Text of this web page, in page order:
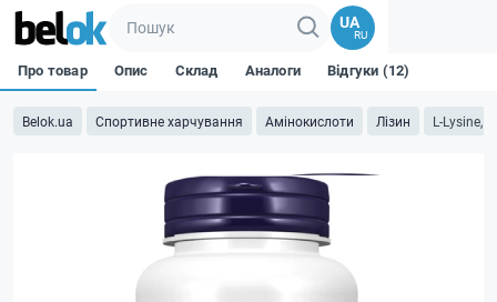
UA
RU
Belok.ua Спортивне харчування Амінокислоти Лізин L-Lysine,
Про товар Опис Склад Аналоги Відгуки (12)